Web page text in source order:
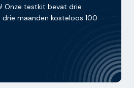
Onze testkit bevat drie
maanden kosteloos 100